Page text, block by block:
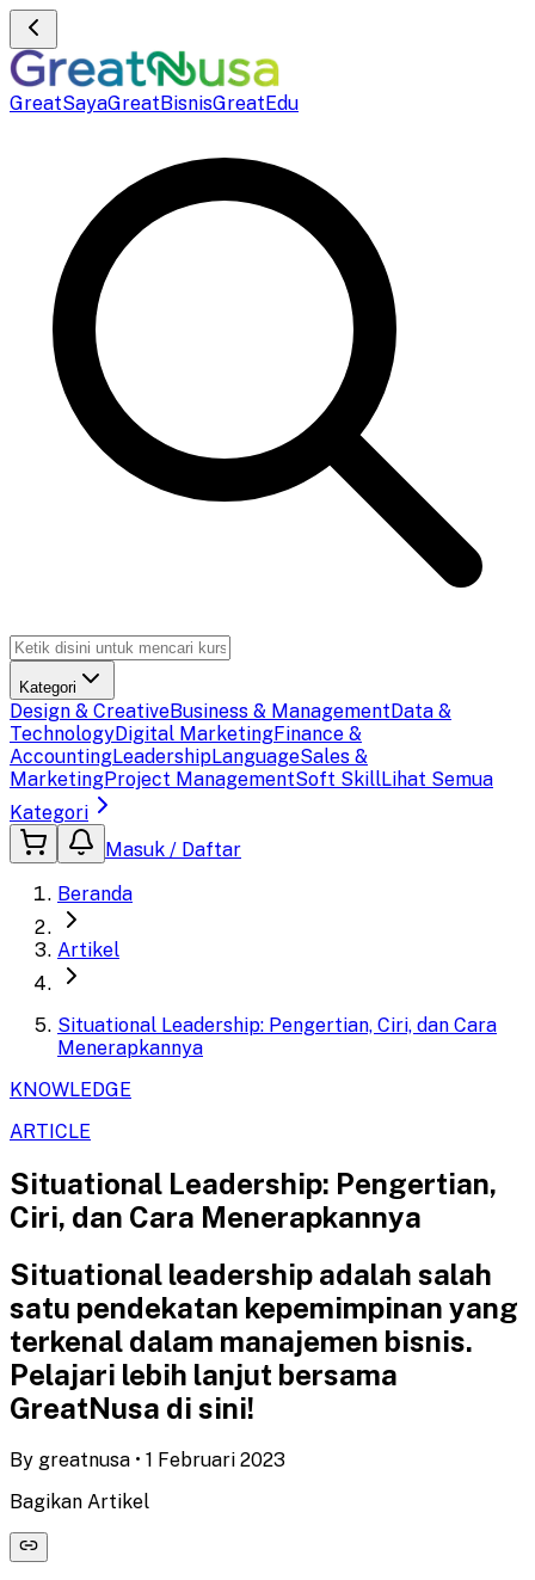
GreatSayaGreatBisnisGreatEdu
Kategori
Design & CreativeBusiness & ManagementData &
TechnologyDigital MarketingFinance &
AccountingLeadershipLanguageSales &
MarketingProject ManagementSoft SkillLihat Semua
Kategori
Masuk / Daftar
Beranda
Artikel
Situational Leadership: Pengertian, Ciri, dan Cara
Menerapkannya
KNOWLEDGE
ARTICLE
Situational Leadership: Pengertian,
Ciri, dan Cara Menerapkannya
Situational leadership adalah salah
satu pendekatan kepemimpinan yang
terkenal dalam manajemen bisnis.
Pelajari lebih lanjut bersama
GreatNusa di sini!
By greatnusa • 1 Februari 2023
Bagikan Artikel